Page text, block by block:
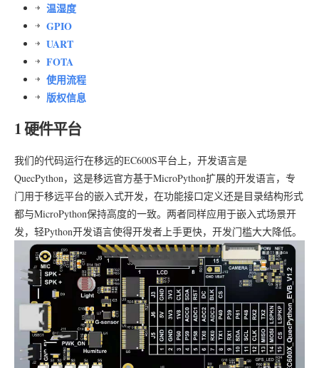
温湿度
GPIO
UART
FOTA
使用流程
版权信息
1 硬件平台
我们的代码运行在移远的EC600S平台上，开发语言是
QuecPython，这是移远官方基于MicroPython扩展的开发语言，专
门用于移远平台的嵌入式开发，在功能接口定义还是目录结构形式
都与MicroPython保持高度的一致。两者同样应用于嵌入式场景开
发，轻Python开发语言使得开发者上手更快，开发门槛大大降低。